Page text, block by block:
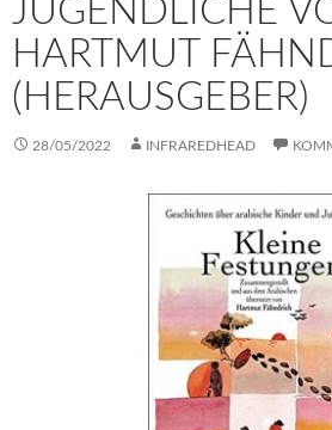
JUGENDLICHE
HARTMUT
(HERAUSGEBER)
28/05/2022 INFRAREDHEAD